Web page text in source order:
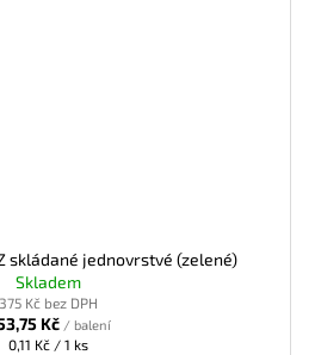
skládané jednovrstvé (zelené)
Skladem
375 Kč bez DPH
Kč / balení
Měrná
0,11 Kč / 1 ks